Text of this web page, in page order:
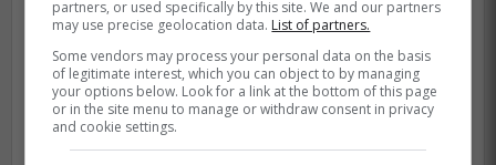
- Hier soir, Zdeno Chara a disputé son
1500e match dans la LNH. Pour plus
d'informations concernant cet exploit,
Cliquez ici. Pour voir ou revoir la réaction
des spectateurs,Cliquez ici.
partners, or used specifically by this site. We and our partners
may use precise geolocation data. List of partners.
Some vendors may process your personal data on the basis
of legitimate interest, which you can object to by managing
your options below. Look for a link at the bottom of this page
or in the site menu to manage or withdraw consent in privacy
and cookie settings.